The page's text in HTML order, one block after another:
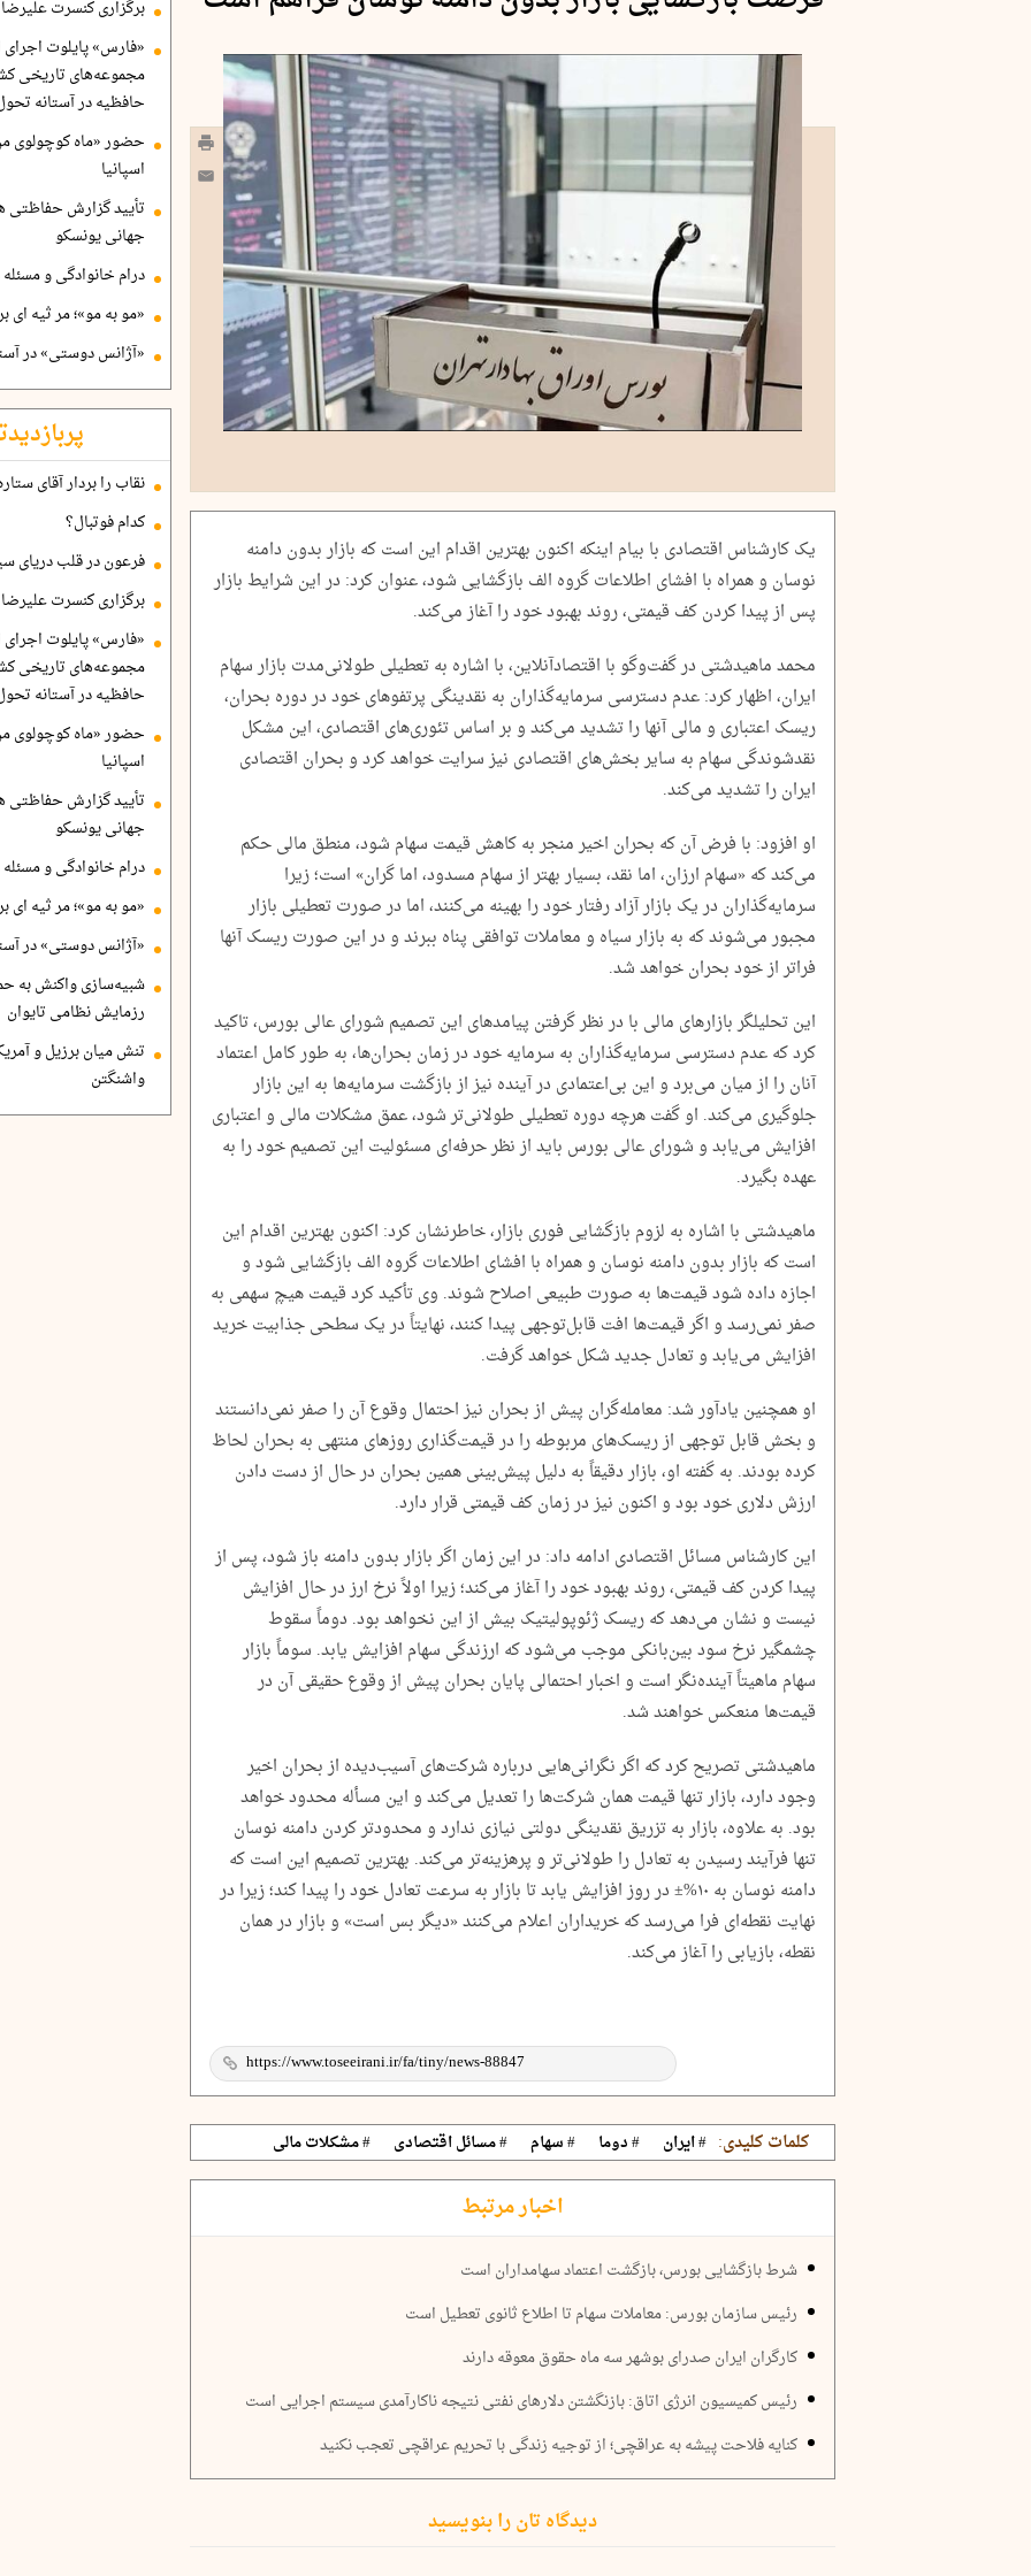
یک کارشناس اقتصادی با بیام اینکه اکنون بهترین اقدام این است که بازار بدون دامنه
نوسان و همراه با افشای اطلاعات گروه الف بازگشایی شود، عنوان کرد: در این شرایط بازار
پس از پیدا کردن کف قیمتی، روند بهبود خود را آغاز می‌کند.
محمد ماهیدشتی در گفت‌و‌گو با اقتصادآنلاین، با اشاره به تعطیلی طولانی‌مدت بازار سهام
ایران، اظهار کرد: عدم دسترسی سرمایه‌گذاران به نقدینگی پرتفو‌های خود در دوره بحران،
ریسک اعتباری و مالی آنها را تشدید می‌کند و بر اساس تئوری‌های اقتصادی، این مشکل
نقدشوندگی سهام به سایر بخش‌های اقتصادی نیز سرایت خواهد کرد و بحران اقتصادی
ایران را تشدید می‌کند.
او افزود: با فرض آن که بحران اخیر منجر به کاهش قیمت سهام شود، منطق مالی حکم
می‌کند که «سهام ارزان، اما نقد، بسیار بهتر از سهام مسدود، اما گران» است؛ زیرا
سرمایه‌گذاران در یک بازار آزاد رفتار خود را بهینه می‌کنند، اما در صورت تعطیلی بازار
مجبور می‌شوند که به بازار سیاه و معاملات توافقی پناه ببرند و در این صورت ریسک آنها
فراتر از خود بحران خواهد شد.
این تحلیلگر بازارهای مالی با در نظر گرفتن پیامد‌های این تصمیم شورای عالی بورس، تاکید
کرد که عدم دسترسی سرمایه‌گذاران به سرمایه خود در زمان بحران‌ها، به طور کامل اعتماد
آنان را از میان می‌برد و این بی‌اعتمادی در آینده نیز از بازگشت سرمایه‌ها به این بازار
جلوگیری می‌کند. او گفت هرچه دوره تعطیلی طولانی‌تر شود، عمق مشکلات مالی و اعتباری
افزایش می‌یابد و شورای عالی بورس باید از نظر حرفه‌ای مسئولیت این تصمیم خود را به
عهده بگیرد.
ماهیدشتی با اشاره به لزوم بازگشایی فوری بازار، خاطرنشان کرد: اکنون بهترین اقدام این
است که بازار بدون دامنه نوسان و همراه با افشای اطلاعات گروه الف بازگشایی شود و
اجازه داده شود قیمت‌ها به صورت طبیعی اصلاح شوند. وی تأکید کرد قیمت هیچ سهمی به
صفر نمی‌رسد و اگر قیمت‌ها افت قابل‌توجهی پیدا کنند، نهایتاً در یک سطحی جذابیت خرید
افزایش می‌یابد و تعادل جدید شکل خواهد گرفت.
او همچنین یادآور شد: معامله‌گران پیش از بحران نیز احتمال وقوع آن را صفر نمی‌دانستند
و بخش قابل توجهی از ریسک‌های مربوطه را در قیمت‌گذاری روز‌های منتهی به بحران لحاظ
کرده بودند. به گفته او، بازار دقیقاً به دلیل پیش‌بینی همین بحران در حال از دست دادن
ارزش دلاری خود بود و اکنون نیز در زمان کف قیمتی قرار دارد.
این کارشناس مسائل اقتصادی ادامه داد: در این زمان اگر بازار بدون دامنه باز شود، پس از
پیدا کردن کف قیمتی، روند بهبود خود را آغاز می‌کند؛ زیرا اولاً نرخ ارز در حال افزایش
نیست و نشان می‌دهد که ریسک ژئوپولیتیک بیش از این نخواهد بود. دوماً سقوط
چشمگیر نرخ سود بین‌بانکی موجب می‌شود که ارزندگی سهام افزایش یابد. سوماً بازار
سهام ماهیتاً آینده‌نگر است و اخبار احتمالی پایان بحران پیش از وقوع حقیقی آن در
قیمت‌ها منعکس خواهند شد.
ماهیدشتی تصریح کرد که اگر نگرانی‌هایی درباره شرکت‌های آسیب‌دیده از بحران اخیر
وجود دارد، بازار تنها قیمت همان شرکت‌ها را تعدیل می‌کند و این مسأله محدود خواهد
بود. به علاوه، بازار به تزریق نقدینگی دولتی نیازی ندارد و محدودتر کردن دامنه نوسان
تنها فرآیند رسیدن به تعادل را طولانی‌تر و پرهزینه‌تر می‌کند. بهترین تصمیم این است که
دامنه نوسان به ۱۰%± در روز افزایش یابد تا بازار به سرعت تعادل خود را پیدا کند؛ زیرا در
نهایت نقطه‌ای فرا می‌رسد که خریداران اعلام می‌کنند «دیگر بس است» و بازار در همان
نقطه، بازیابی را آغاز می‌کند.
کلمات کلیدی: # ایران # دوما # سهام # مسائل اقتصادی # مشکلات مالی
اخبار مرتبط
شرط بازگشایی بورس، بازگشت اعتماد سهامداران است
رئیس سازمان بورس: معاملات سهام تا اطلاع ثانوی تعطیل است
کارگران ایران صدرای بوشهر سه ماه حقوق معوقه دارند
رئیس کمیسیون انرژی اتاق: بازنگشتن دلارهای نفتی نتیجه ناکارآمدی سیستم اجرایی است
کنایه فلاحت پیشه به عراقچی؛ از توجیه زندگی با تحریم عراقچی تعجب نکنید
دیدگاه تان را بنویسید
برگزاری کنسرت
«فارس» پایلوت اجرای
مجموعه‌های تاریخی
حافظیه در آستانه
حضور «ماه کوچولوی
اسپانیا
تأیید گزارش حفاظتی
جهانی یونسکو
درام خانوادگی و
«مو به مو»؛ مر ثیه
«آژانس دوستی» در
نقاب را بردار آقای
کدام فوتبال؟
فرعون در قلب دریای
برگزاری کنسرت
«فارس» پایلوت اجرای
مجموعه‌های تاریخی
حافظیه در آستانه
حضور «ماه کوچولوی
اسپانیا
تأیید گزارش حفاظتی
جهانی یونسکو
درام خانوادگی و
«مو به مو»؛ مر ثیه
«آژانس دوستی» در
شبیه‌سازی واکنش به
رزمایش نظامی تایوان
تنش میان برزیل و
واشنگتن